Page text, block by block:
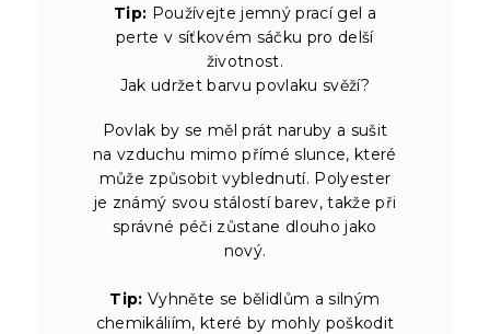
Tip: Používejte jemný prací gel a
perte v síťkovém sáčku pro delší
životnost.
Jak udržet barvu povlaku svěží?
Povlak by se měl prát naruby a sušit
na vzduchu mimo přímé slunce, které
může způsobit vyblednutí. Polyester
je známý svou stálostí barev, takže při
správné péči zůstane dlouho jako
nový.
Tip: Vyhněte se bělidlům a silným
chemikáliím, které by mohly poškodit